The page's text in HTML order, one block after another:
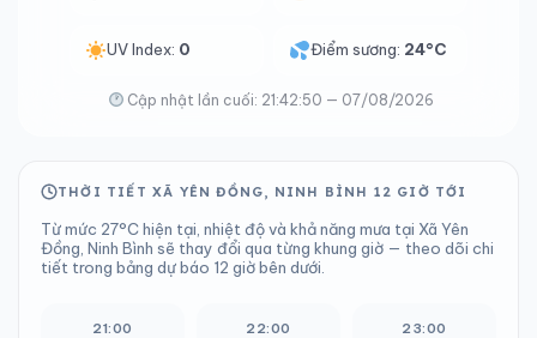
UV Index: 0 Điểm sương: 24°C
Cập nhật lần cuối: 21:42:50 — 07/08/2026
THỜI TIẾT XÃ YÊN ĐỒNG, NINH BÌNH 12 GIỜ TỚI
Từ mức 27°C hiện tại, nhiệt độ và khả năng mưa tại Xã Yên
Đồng, Ninh Bình sẽ thay đổi qua từng khung giờ — theo dõi chi
tiết trong bảng dự báo 12 giờ bên dưới.
21:00 22:00 23:00